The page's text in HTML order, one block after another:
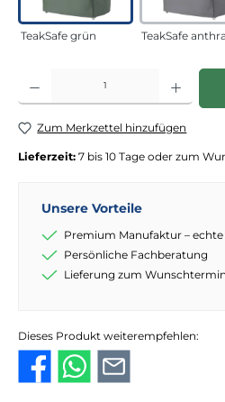
TeakSafe grün TeakSafe
Produkt Anzahl: Gib den gewünschten
Zum Merkzettel hinzufügen
Lieferzeit: 7 bis 10 Tage oder zum
Unsere Vorteile
Premium Manufaktur –
Persönliche Fachberatung
Lieferung zum Wunschtermin
Dieses Produkt weiterempfehlen: